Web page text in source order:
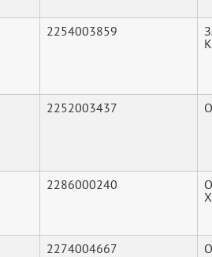
2254003859
2252003437
2286000240
2274004667